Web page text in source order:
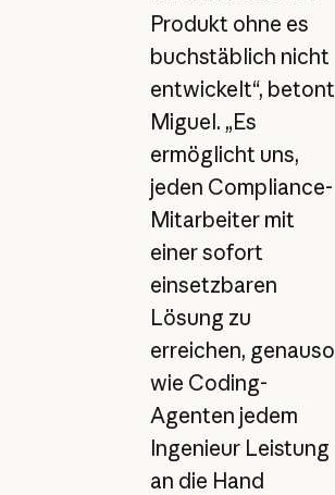
Produkt ohne es
buchstäblich nicht
entwickelt“, betont
Miguel. „Es
ermöglicht uns,
jeden Compliance-
Mitarbeiter mit
einer sofort
einsetzbaren
Lösung zu
erreichen, genauso
wie Coding-
Agenten jedem
Ingenieur Leistung
an die Hand